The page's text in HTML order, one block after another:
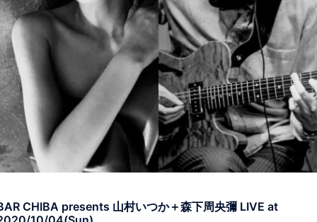
CHIBA presents 山村いつか＋森下周央彌 LIVE at